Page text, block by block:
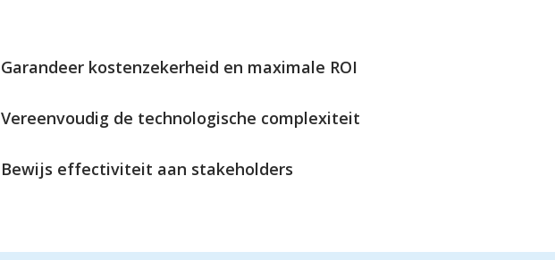
Garandeer kostenzekerheid en maximale ROI
Vereenvoudig de technologische complexiteit
Bewijs effectiviteit aan stakeholders